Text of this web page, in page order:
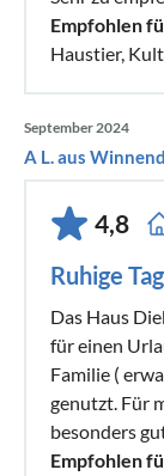
Empfohlen
Haustier,
September 2024
A L. aus
4,8
Ruhige
Das Haus
für einen
Familie (
genutzt. Für
besonders
Empfohlen